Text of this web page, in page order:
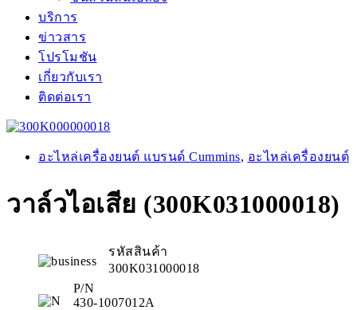
บริการ
ข่าวสาร
โปรโมชัน
เกี่ยวกับเรา
ติดต่อเรา
อะไหล่เครื่องยนต์ แบรนด์ Cummins, อะไหล่เครื่องยนต์
วาล์วไอเสีย (300K031000018)
รหัสสินค้า
300K031000018
P/N
430-1007012A